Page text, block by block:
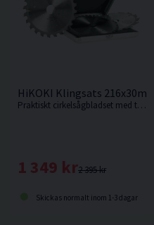
HiKOKI Klingsats
Praktiskt cirkelsågbladset med tre klingor i aluminiumlåda
2 395 kr
1 349 kr
Skickas normalt inom 1-3 dagar